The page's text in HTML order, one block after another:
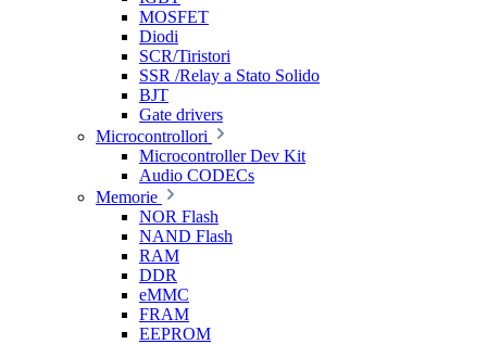
MOSFET
Diodi
SCR/Tiristori
SSR /Relay a Stato Solido
BJT
Gate drivers
Microcontrollori
Microcontroller Dev Kit
Audio CODECs
Memorie
NOR Flash
NAND Flash
RAM
DDR
eMMC
FRAM
EEPROM